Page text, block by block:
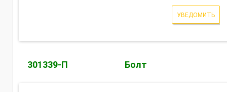
УВЕДОМИТЬ
301339-П Болт